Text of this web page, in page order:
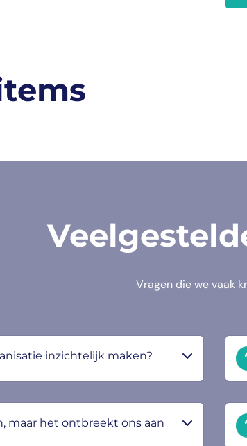
Vragen die we vaak
inzichtelijk maken?
maar het ontbreekt ons aan